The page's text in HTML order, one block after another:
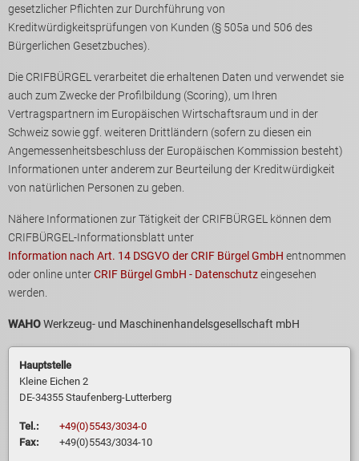
gesetzlicher Pflichten zur Durchführung von
Kreditwürdigkeitsprüfungen von Kunden (§ 505a und 506 des
Bürgerlichen Gesetzbuches).
Die CRIFBÜRGEL verarbeitet die erhaltenen Daten und verwendet sie
auch zum Zwecke der Profilbildung (Scoring), um Ihren
Vertragspartnern im Europäischen Wirtschaftsraum und in der
Schweiz sowie ggf. weiteren Drittländern (sofern zu diesen ein
Angemessenheitsbeschluss der Europäischen Kommission besteht)
Informationen unter anderem zur Beurteilung der Kreditwürdigkeit
von natürlichen Personen zu geben.
Nähere Informationen zur Tätigkeit der CRIFBÜRGEL können dem
CRIFBÜRGEL-Informationsblatt unter
Information nach Art. 14 DSGVO der CRIF Bürgel GmbH entnommen
oder online unter
CRIF Bürgel GmbH - Datenschutz
werden.
WAHOWerkzeug- und Maschinenhandelsgesellschaft mbH
Hauptstelle
Kleine Eichen 2
DE-34355 Staufenberg-Lutterberg
Tel.:
+49(0)5543/3034-0
Fax:
+49(0)5543/3034-10